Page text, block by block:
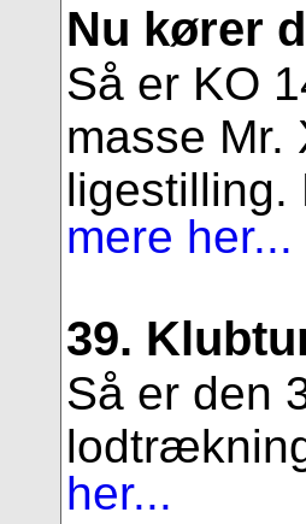
Nu kører
Så er KO
masse Mr.
mere her...
39.
Så er den
her...